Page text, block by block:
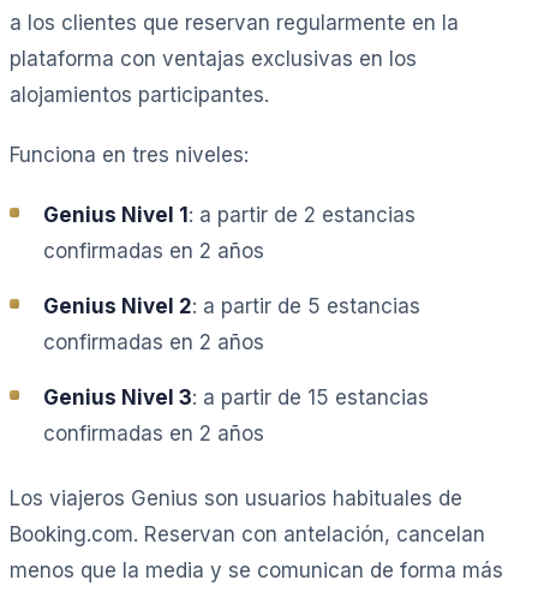
a los clientes que reservan regularmente en la
plataforma con ventajas exclusivas en los
alojamientos participantes.
Funciona en tres niveles:
Genius Nivel 1: a partir de 2 estancias
confirmadas en 2 años
Genius Nivel 2: a partir de 5 estancias
confirmadas en 2 años
Genius Nivel 3: a partir de 15 estancias
confirmadas en 2 años
Los viajeros Genius son usuarios habituales de
Booking.com. Reservan con antelación, cancelan
menos que la media y se comunican de forma más